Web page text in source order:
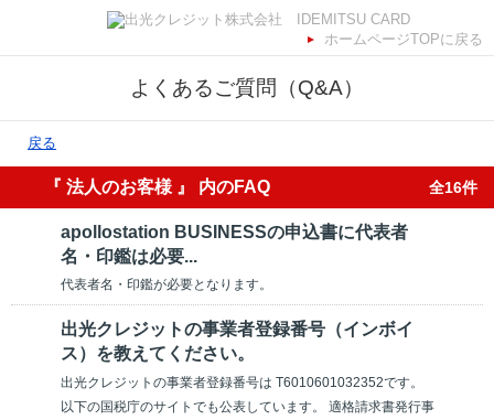
ホームページTOPに戻る
よくあるご質問（Q&A）
戻る
『 法人のお客様 』 内のFAQ 全16件
apollostation BUSINESSの申込書に代表者
名・印鑑は必要...
代表者名・印鑑が必要となります。
出光クレジットの事業者登録番号（インボイ
ス）を教えてください。
出光クレジットの事業者登録番号は T6010601032352です。
以下の国税庁のサイトでも公表しています。 適格請求書発行事